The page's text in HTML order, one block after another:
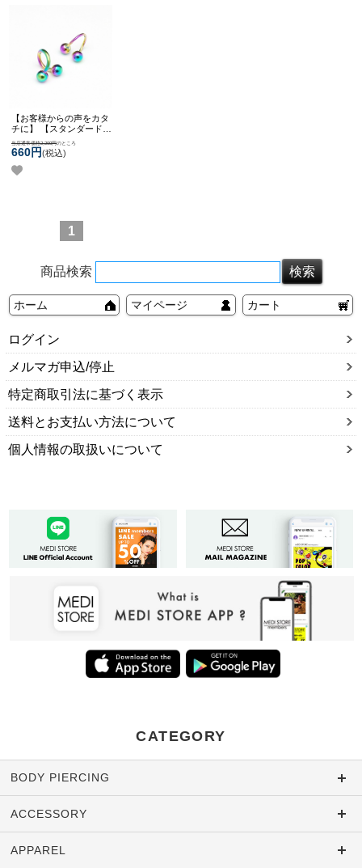
【お客様からの声をカタ
チに】 【スタンダード】
チタンコーティング ボデ
ィピアス ピアス スパイラ
ル ツイスト カスタム ア
レンジ 両ネジ ネコポス
当店通常価格2,200円のところ
660円(税込)
1
商品検索
ホーム マイページ カート
ログイン
メルマガ申込/停止
特定商取引法に基づく表示
送料とお支払い方法について
個人情報の取扱いについて
CATEGORY
BODY PIERCING
ACCESSORY
APPAREL